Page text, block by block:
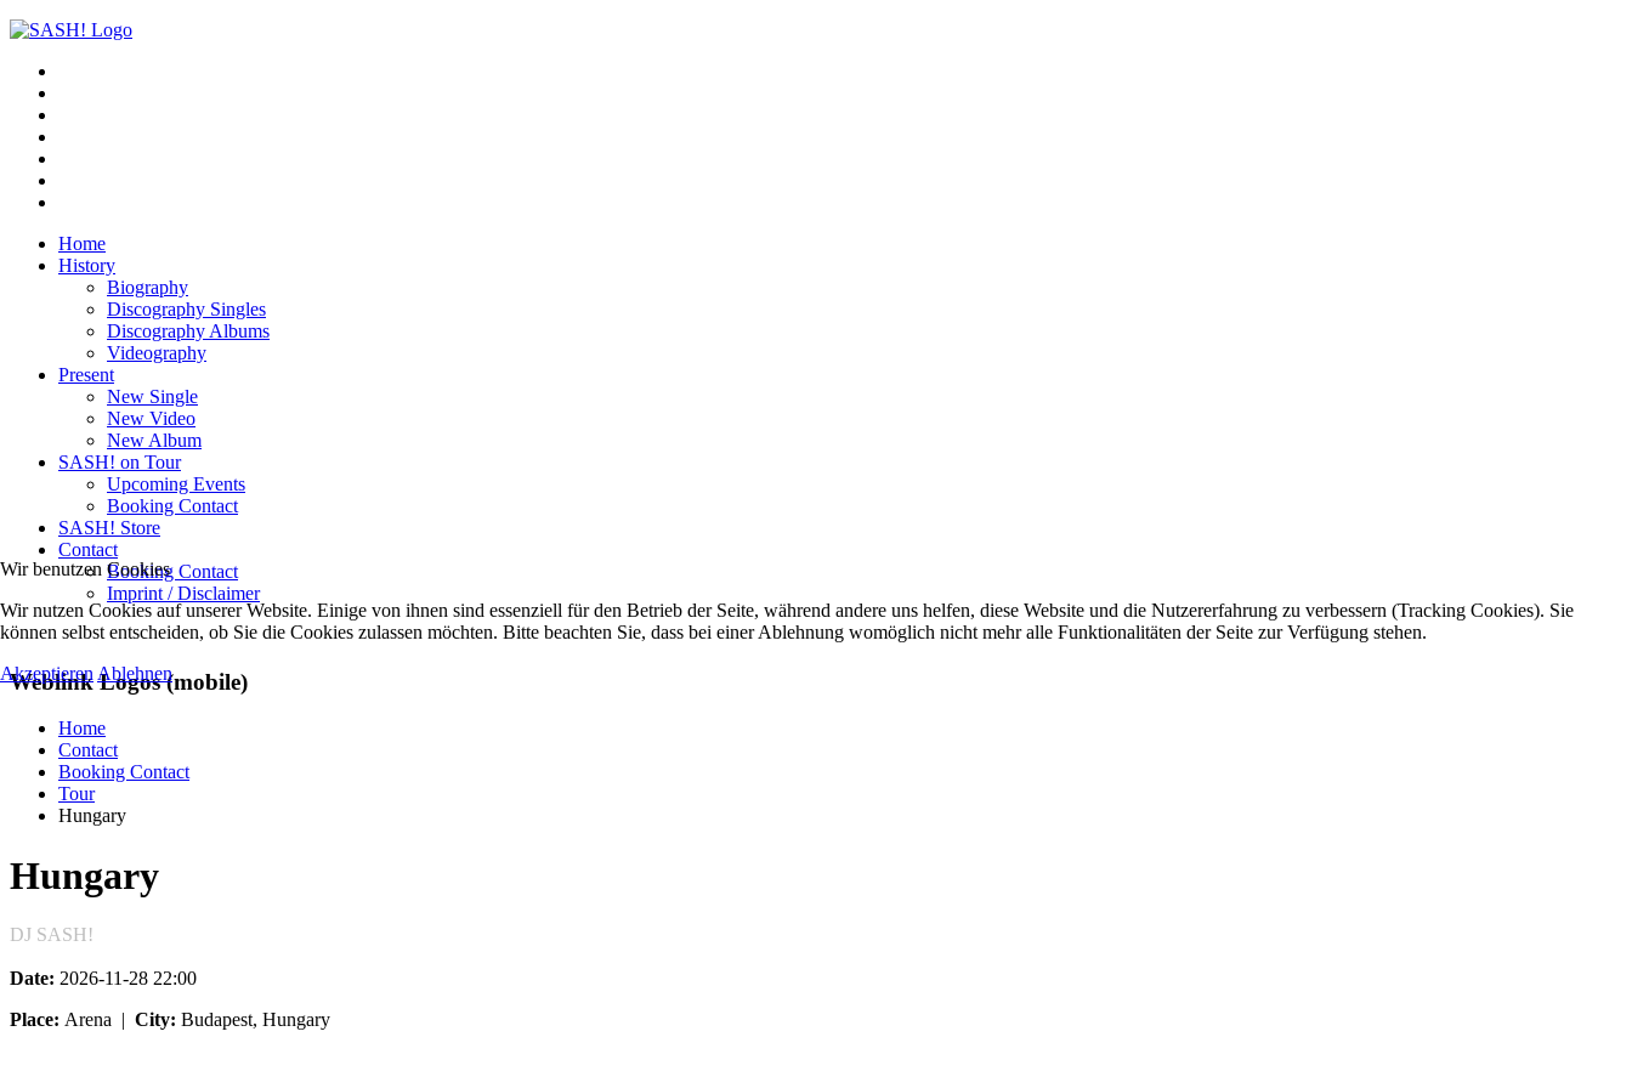
Home
History
Biography
Discography Singles
Discography Albums
Videography
Present
New Single
New Video
New Album
SASH! on Tour
Upcoming Events
Booking Contact
SASH! Store
Contact
Booking Contact
Imprint / Disclaimer
Weblink Logos (mobile)
Home
Contact
Booking Contact
Tour
Hungary
Hungary
DJ SASH!
Date: 2026-11-28 22:00
Place: Arena | City: Budapest, Hungary
Wir benutzen Cookies
Wir nutzen Cookies auf unserer Website. Einige von ihnen sind essenziell für den Betrieb der Seite, während andere uns helfen, diese Website und die Nutzererfahrung zu verbessern (Tracking Cookies). Sie
können selbst entscheiden, ob Sie die Cookies zulassen möchten. Bitte beachten Sie, dass bei einer Ablehnung womöglich nicht mehr alle Funktionalitäten der Seite zur Verfügung stehen.
Akzeptieren Ablehnen